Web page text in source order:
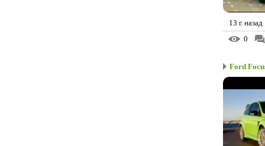
13 г. назад
0
Ford